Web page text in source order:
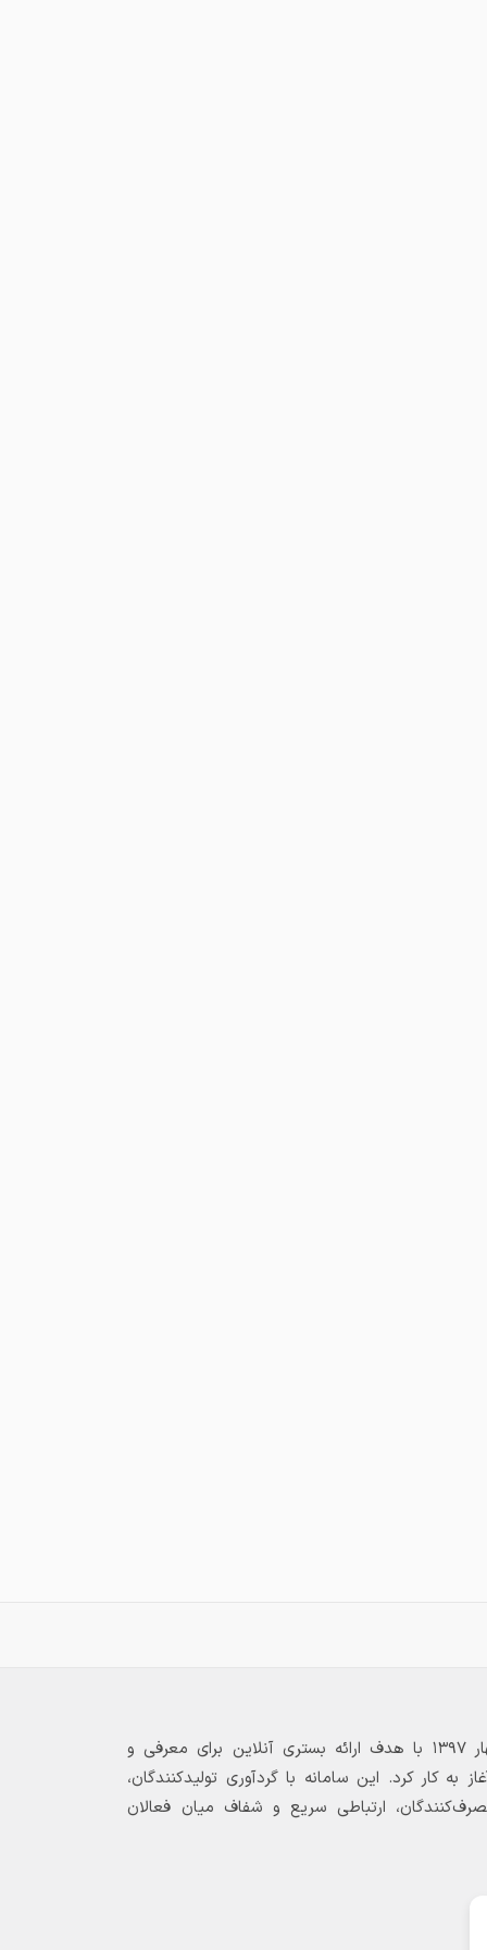
بازارگاه الکترونیکی فولاد ۲۴ از بهار ۱۳۹۷ با هدف ارائه بستری آنلاین برای معرفی و
کار کرد. این سامانه با گردآوری تولیدکنندگان،
ارتباطی سریع و شفاف میان فعالان